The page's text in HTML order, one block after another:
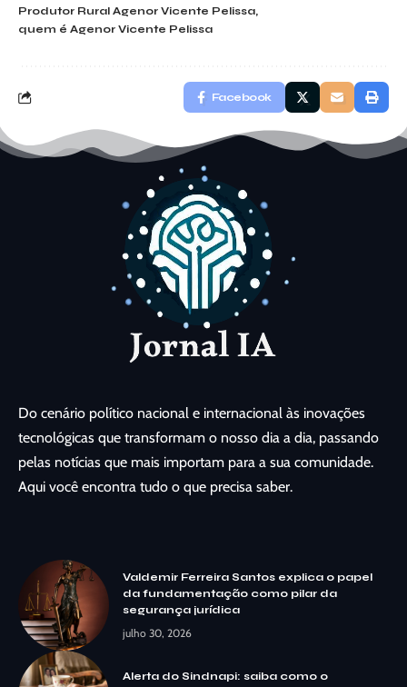
Produtor Rural Agenor Vicente Pelissa
quem é Agenor Vicente Pelissa
Facebook
Do cenário político nacional e internacional às inovações
tecnológicas que transformam o nosso dia a dia, passando
pelas notícias que mais importam para a sua comunidade.
Aqui você encontra tudo o que precisa saber.
Valdemir Ferreira Santos explica o papel
da fundamentação como pilar da
segurança jurídica
julho 30, 2026
Alerta do Sindnapi: saiba como o